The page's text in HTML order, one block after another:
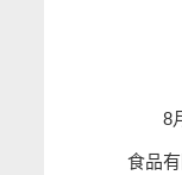
8
食品有